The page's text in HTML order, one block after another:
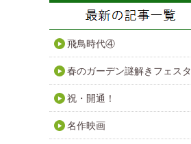
飛鳥時代④
春のガーデン謎解きフェスタ
祝・開通！
名作映画